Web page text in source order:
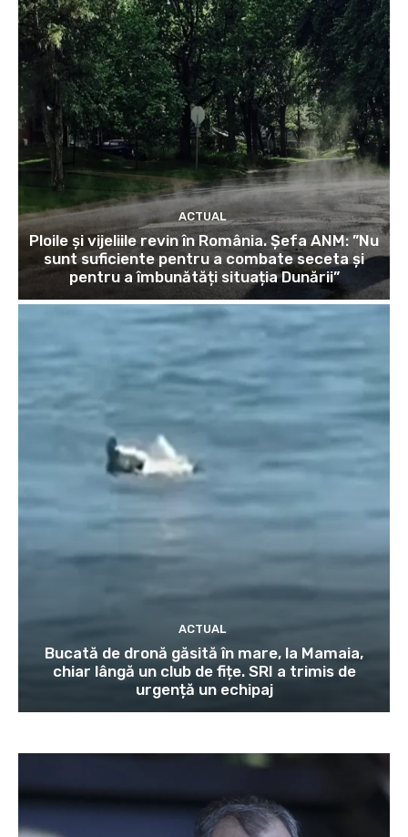
ACTUAL
Ploile și vijeliile revin în România. Șefa ANM: ”Nu
sunt suficiente pentru a combate seceta și
pentru a îmbunătăți situația Dunării”
ACTUAL
Bucată de dronă găsită în mare, la Mamaia,
chiar lângă un club de fițe. SRI a trimis de
urgență un echipaj